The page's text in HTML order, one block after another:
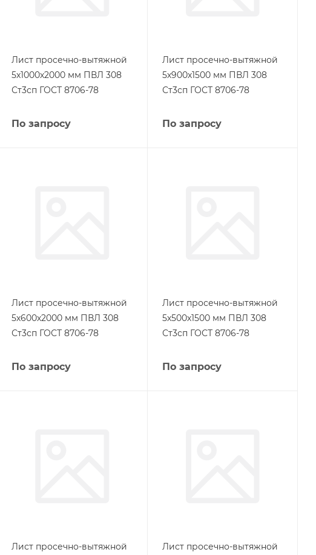
Лист просечно-вытяжной
5х1000х2000 мм ПВЛ 308
Ст3сп ГОСТ 8706-78
По запросу
Лист просечно-вытяжной
5х900х1500 мм ПВЛ 308
Ст3сп ГОСТ 8706-78
По запросу
Лист просечно-вытяжной
5х600х2000 мм ПВЛ 308
Ст3сп ГОСТ 8706-78
По запросу
Лист просечно-вытяжной
5х500х1500 мм ПВЛ 308
Ст3сп ГОСТ 8706-78
По запросу
Лист просечно-вытяжной
Лист просечно-вытяжной